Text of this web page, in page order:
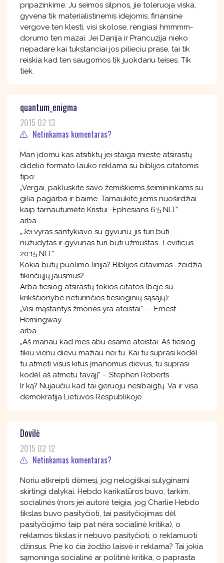
pripazinkime. Ju seimos silpnos, jie toleruoja viska,
gyvena tik materialistinemis idejomis, finansine
vergove ten klesti, visi skolose, rengiasi hmmmm-
dorumo ten mazai. Jei Danija ir Prancuzija nieko
nepadare kai tukstanciai jos pilieciu prase, tai tik
reiskia kad ten saugomos tik juokdariu teises. Tik
tiek.
quantum_enigma
2015 02 13
Netinkamas komentaras?
Man įdomu kas atsitiktų jei staiga mieste atsirastų
didelio formato lauko reklama su biblijos citatomis
tipo:
„Vergai, pakluskite savo žemiškiems šeimininkams su
gilia pagarba ir baime. Tarnaukite jiems nuoširdžiai
kaip tarnautumėte Kristui -Ephesians 6:5 NLT”
arba
„Jei vyras santykiavo su gyvunu, jis turi būti
nužudytas ir gyvunas turi būti užmuštas -Leviticus
20:15 NLT”
Kokia būtų puolimo linija? Biblijos citavimas… žeidžia
tikinčiųjų jausmus?
Arba tiesiog atsirastų tokios citatos (beje su
krikščionybe neturinčios tiesioginių sąsajų):
„Visi mąstantys žmonės yra ateistai” — Ernest
Hemingway
arba
„Aš manau kad mes abu esame ateistai. Aš tiesiog
tikiu vienu dievu mažiau nei tu. Kai tu suprasi kodėl
tu atmeti visus kitus įmanomus dievus, tu suprasi
kodėl aš atmetu tavajį” – Stephen Roberts
Ir ką? Nujaučiu kad tai geruoju nesibaigtų. Va ir visa
demokratija Lietuvos Respublikoje.
Dovilė
2015 02 12
Netinkamas komentaras?
Noriu atkreipti dėmesį, jog nelogiškai sulyginami
skirtingi dalykai. Hebdo karikatūros buvo, tarkim,
socialinės (nors jei autorė teigia, jog Charlie Hebdo
tikslas buvo pasityčioti, tai pasityčiojimas dėl
pasityčiojimo taip pat nėra socialinė kritika), o
reklamos tikslas ir nebuvo pasityčioti, o reklamuoti
džinsus. Prie ko čia žodžio laisvė ir reklama? Tai jokia
sąmoninga socialinė ar politinė kritika, o paprasta